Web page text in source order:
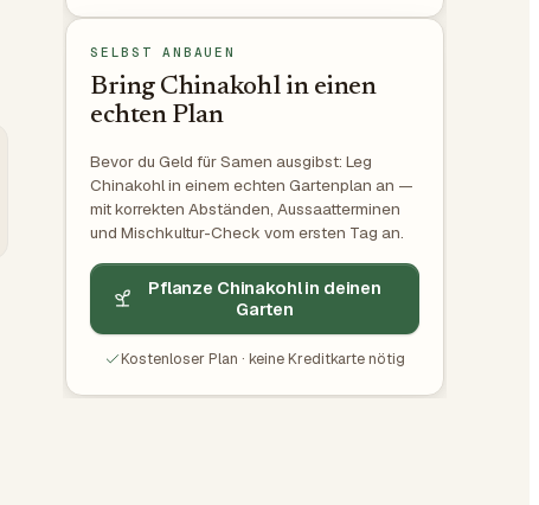
SELBST ANBAUEN
Bring Chinakohl in einen
echten Plan
Bevor du Geld für Samen ausgibst: Leg
Chinakohl in einem echten Gartenplan an —
mit korrekten Abständen, Aussaatterminen
und Mischkultur-Check vom ersten Tag an.
Pflanze Chinakohl in deinen
Garten
Kostenloser Plan · keine Kreditkarte nötig